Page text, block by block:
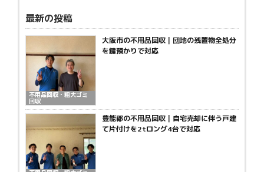
最新の投稿
不用品回収・粗大ゴミ
回収
大阪市の不用品回収｜団地の残置物全処分
を鍵預かりで対応
豊能郡の不用品回収｜自宅売却に伴う戸建
て片付けを2tロング4台で対応